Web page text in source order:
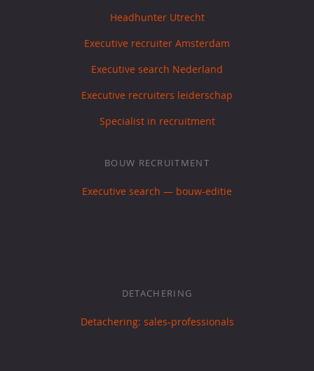
Headhunter Utrecht
Executive recruiter Amsterdam
Executive search Nederland
Executive recruiters leiderschap
Specialist in recruitment
BOUW RECRUITMENT
Executive search — bouw-editie
DETACHERING
Detachering: sales-professionals